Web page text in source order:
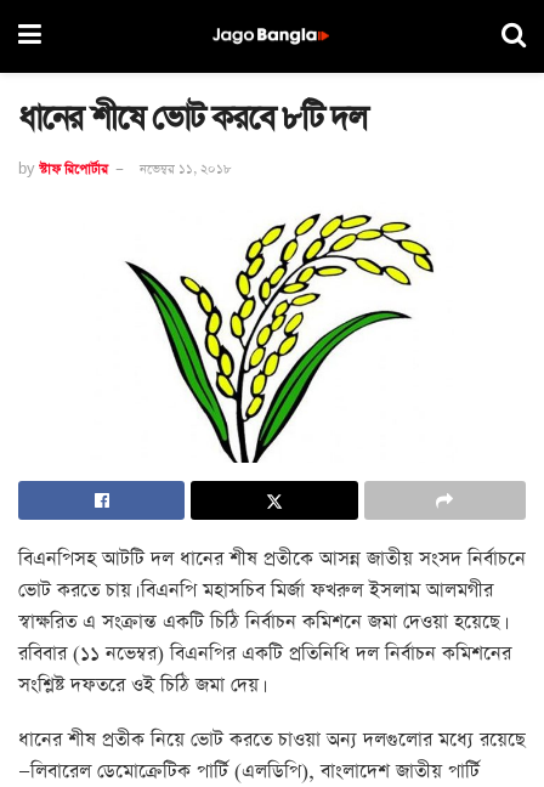
ধানের শীষে ভোট করবে ৮টি দল
by স্টাফ রিপোর্টার নভেম্বর ১১, ২০১৮
বিএনপিসহ আটটি দল ধানের শীষ প্রতীকে আসন্ন জাতীয় সংসদ নির্বাচনে
ভোট করতে চায়। বিএনপি মহাসচিব মির্জা ফখরুল ইসলাম আলমগীর
স্বাক্ষরিত এ সংক্রান্ত একটি চিঠি নির্বাচন কমিশনে জমা দেওয়া হয়েছে।
রবিবার (১১ নভেম্বর) বিএনপির একটি প্রতিনিধি দল নির্বাচন কমিশনের
সংশ্লিষ্ট দফতরে ওই চিঠি জমা দেয়।
ধানের শীষ প্রতীক নিয়ে ভোট করতে চাওয়া অন্য দলগুলোর মধ্যে রয়েছে
—লিবারেল ডেমোক্রেটিক পার্টি (এলডিপি), বাংলাদেশ জাতীয় পার্টি